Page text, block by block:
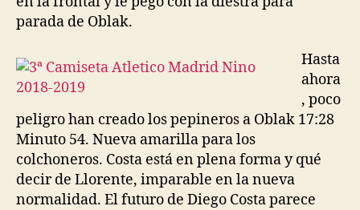
parada de Oblak.
Hasta
ahora
, poco
peligro han creado los pepineros a Oblak 17:28
Minuto 54. Nueva amarilla para los
colchoneros. Costa está en plena forma y qué
decir de Llorente, imparable en la nueva
normalidad. El futuro de Diego Costa parece